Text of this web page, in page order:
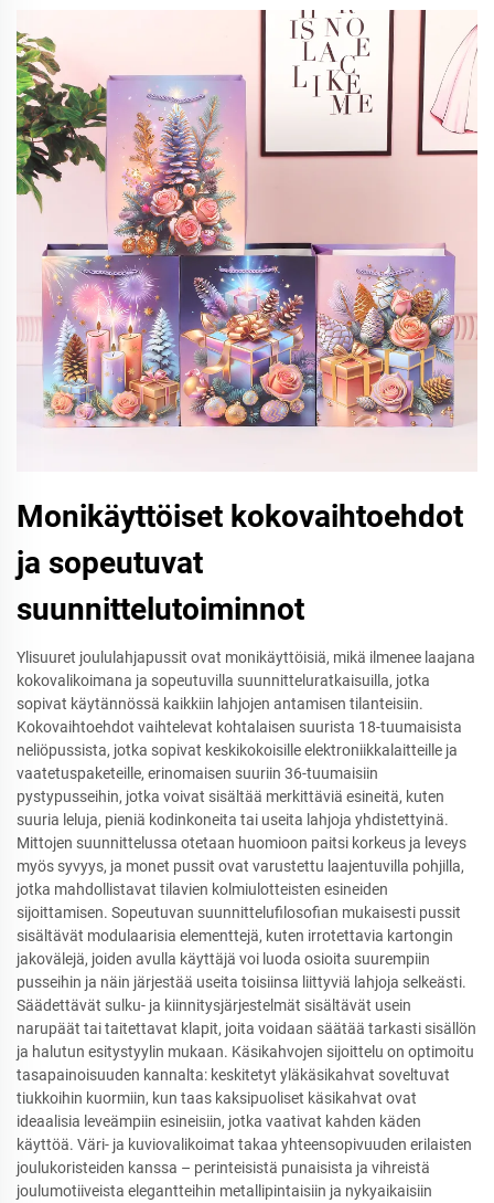
Monikäyttöiset kokovaihtoehdot
ja sopeutuvat
suunnittelutoiminnot
Ylisuuret joululahjapussit ovat monikäyttöisiä, mikä ilmenee laajana
kokovalikoimana ja sopeutuvilla suunnitteluratkaisuilla, jotka
sopivat käytännössä kaikkiin lahjojen antamisen tilanteisiin.
Kokovaihtoehdot vaihtelevat kohtalaisen suurista 18-tuumaisista
neliöpussista, jotka sopivat keskikokoisille elektroniikkalaitteille ja
vaatetuspaketeille, erinomaisen suuriin 36-tuumaisiin
pystypusseihin, jotka voivat sisältää merkittäviä esineitä, kuten
suuria leluja, pieniä kodinkoneita tai useita lahjoja yhdistettyinä.
Mittojen suunnittelussa otetaan huomioon paitsi korkeus ja leveys
myös syvyys, ja monet pussit ovat varustettu laajentuvilla pohjilla,
jotka mahdollistavat tilavien kolmiulotteisten esineiden
sijoittamisen. Sopeutuvan suunnittelufilosofian mukaisesti pussit
sisältävät modulaarisia elementtejä, kuten irrotettavia kartongin
jakovälejä, joiden avulla käyttäjä voi luoda osioita suurempiin
pusseihin ja näin järjestää useita toisiinsa liittyviä lahjoja selkeästi.
Säädettävät sulku- ja kiinnitysjärjestelmät sisältävät usein
narupäät tai taitettavat klapit, joita voidaan säätää tarkasti sisällön
ja halutun esitystyylin mukaan. Käsikahvojen sijoittelu on optimoitu
tasapainoisuuden kannalta: keskitetyt yläkäsikahvat soveltuvat
tiukkoihin kuormiin, kun taas kaksipuoliset käsikahvat ovat
ideaalisia leveämpiin esineisiin, jotka vaativat kahden käden
käyttöä. Väri- ja kuviovalikoimat takaa yhteensopivuuden erilaisten
joulukoristeiden kanssa – perinteisistä punaisista ja vihreistä
joulumotiiveista elegantteihin metallipintaisiin ja nykyaikaisiin